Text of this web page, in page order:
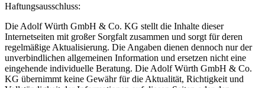
Haftungsausschluss:
Die Adolf Würth GmbH & Co. KG stellt die Inhalte dieser
Internetseiten mit großer Sorgfalt zusammen und sorgt für deren
regelmäßige Aktualisierung. Die Angaben dienen dennoch nur der
unverbindlichen allgemeinen Information und ersetzen nicht eine
eingehende individuelle Beratung. Die Adolf Würth GmbH & Co.
KG übernimmt keine Gewähr für die Aktualität, Richtigkeit und